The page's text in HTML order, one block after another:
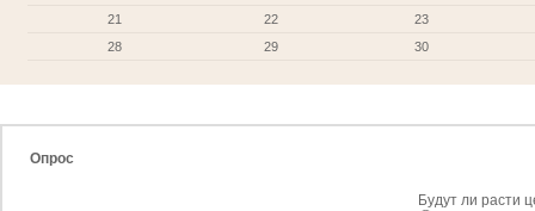
21
22
23
28
29 30
Опрос
Будут ли расти